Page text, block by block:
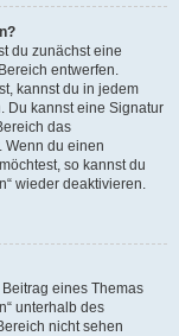
du zunächst eine
entwerfen.
kannst du in jedem
Du kannst eine Signatur
das
Wenn du einen
so kannst du
wieder deaktivieren.
eines Themas
unterhalb des
nicht sehen